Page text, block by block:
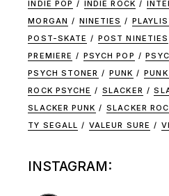
INDIE POP INDIE ROCK
MORGAN
NINETIES
POST-SKATE
POST NINETIES
PREMIERE
PSYCH POP
PSYCH STONER
PUNK
ROCK PSYCHE
SLACKER
SLACKER PUNK
SLACKER
TY SEGALL
VALEUR SURE
INSTAGRAM: